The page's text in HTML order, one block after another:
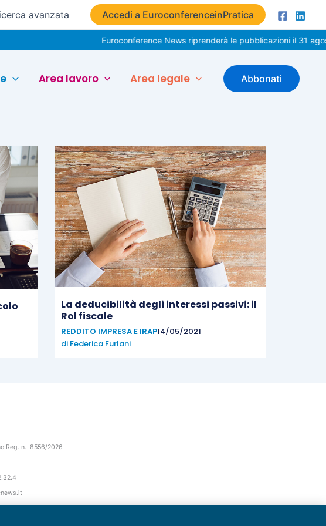
avanzata Accedi a EuroconferenceinPratica
Euroconference News riprenderà le pubblicazioni il 31
Area lavoro Area legale Abbonati
La deducibilità degli interessi passivi: il
Rol fiscale
REDDITO IMPRESA E IRAP14/05/2021
di Federica Furlani
Reg. n. 8556/2026
di Milano 02776120236